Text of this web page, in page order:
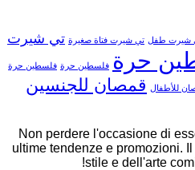
شيرت طفل تي شيرت فتاة صغيرة تي شيرت
حرة فلسطين حرة فلسطين حرة
للأطفال قمصان للجنسين
Non perdere l'occasione di
ultime tendenze e promozioni.
stile e dell'arte